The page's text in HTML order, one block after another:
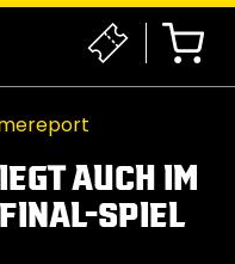
AUCH IM
SPIEL